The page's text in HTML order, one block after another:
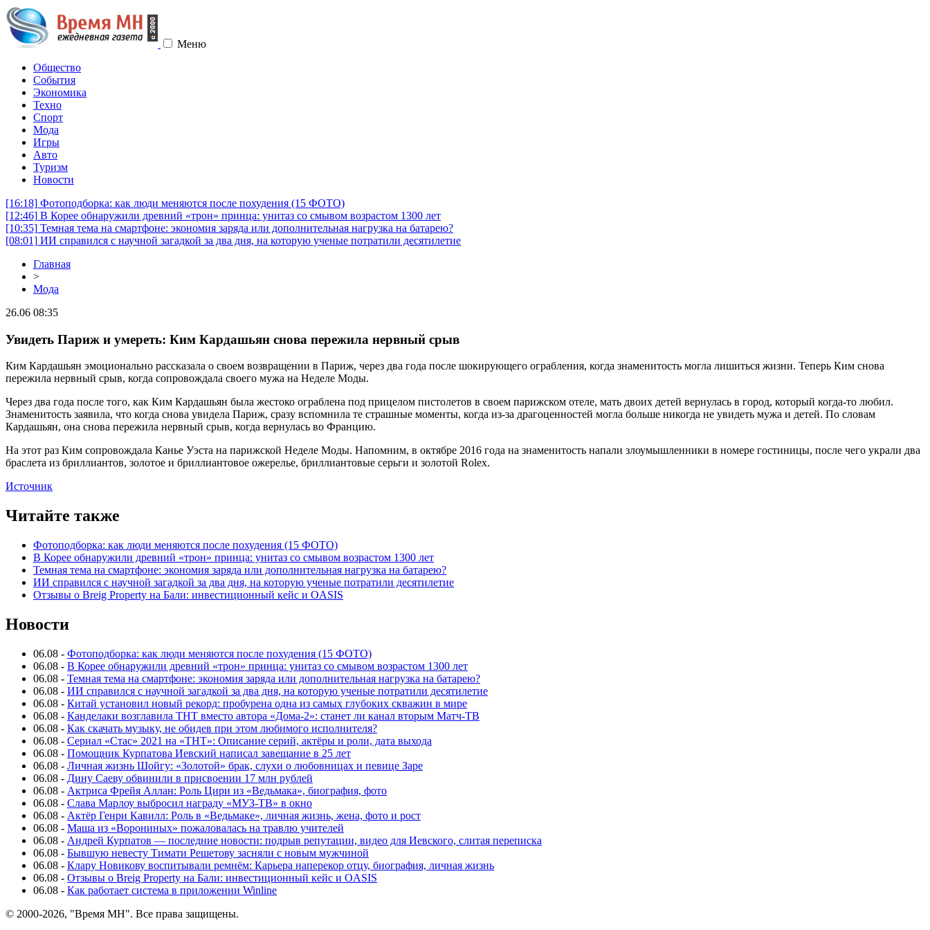
Меню
Общество
События
Экономика
Техно
Спорт
Мода
Игры
Авто
Туризм
Новости
[16:18] Фотоподборка: как люди меняются после похудения (15 ФОТО)
[12:46] В Корее обнаружили древний «трон» принца: унитаз со смывом возрастом 1300 лет
[10:35] Темная тема на смартфоне: экономия заряда или дополнительная нагрузка на батарею?
[08:01] ИИ справился с научной загадкой за два дня, на которую ученые потратили десятилетие
Главная
>
Мода
26.06 08:35
Увидеть Париж и умереть: Ким Кардашьян снова пережила нервный срыв
Ким Кардашьян эмоционально рассказала о своем возвращении в Париж, через два года после шокирующего ограбления, когда знаменитость могла лишиться жизни. Теперь Ким снова
пережила нервный срыв, когда сопровождала своего мужа на Неделе Моды.
Через два года после того, как Ким Кардашьян была жестоко ограблена под прицелом пистолетов в своем парижском отеле, мать двоих детей вернулась в город, который когда-то любил.
Знаменитость заявила, что когда снова увидела Париж, сразу вспомнила те страшные моменты, когда из-за драгоценностей могла больше никогда не увидеть мужа и детей. По словам
Кардашьян, она снова пережила нервный срыв, когда вернулась во Францию.
На этот раз Ким сопровождала Канье Уэста на парижской Неделе Моды. Напомним, в октябре 2016 года на знаменитость напали злоумышленники в номере гостиницы, после чего украли два
браслета из бриллиантов, золотое и бриллиантовое ожерелье, бриллиантовые серьги и золотой Rolex.
Источник
Читайте также
Фотоподборка: как люди меняются после похудения (15 ФОТО)
В Корее обнаружили древний «трон» принца: унитаз со смывом возрастом 1300 лет
Темная тема на смартфоне: экономия заряда или дополнительная нагрузка на батарею?
ИИ справился с научной загадкой за два дня, на которую ученые потратили десятилетие
Отзывы о Breig Property на Бали: инвестиционный кейс и OASIS
Новости
06.08 - Фотоподборка: как люди меняются после похудения (15 ФОТО)
06.08 - В Корее обнаружили древний «трон» принца: унитаз со смывом возрастом 1300 лет
06.08 - Темная тема на смартфоне: экономия заряда или дополнительная нагрузка на батарею?
06.08 - ИИ справился с научной загадкой за два дня, на которую ученые потратили десятилетие
06.08 - Китай установил новый рекорд: пробурена одна из самых глубоких скважин в мире
06.08 - Канделаки возглавила ТНТ вместо автора «Дома-2»: станет ли канал вторым Матч-ТВ
06.08 - Как скачать музыку, не обидев при этом любимого исполнителя?
06.08 - Сериал «Стас» 2021 на «ТНТ»: Описание серий, актёры и роли, дата выхода
06.08 - Помощник Курпатова Иевский написал завещание в 25 лет
06.08 - Личная жизнь Шойгу: «Золотой» брак, слухи о любовницах и певице Заре
06.08 - Дину Саеву обвинили в присвоении 17 млн рублей
06.08 - Актриса Фрейя Аллан: Роль Цири из «Ведьмака», биография, фото
06.08 - Слава Марлоу выбросил награду «МУЗ-ТВ» в окно
06.08 - Актёр Генри Кавилл: Роль в «Ведьмаке», личная жизнь, жена, фото и рост
06.08 - Маша из «Ворониных» пожаловалась на травлю учителей
06.08 - Андрей Курпатов — последние новости: подрыв репутации, видео для Иевского, слитая переписка
06.08 - Бывшую невесту Тимати Решетову засняли с новым мужчиной
06.08 - Клару Новикову воспитывали ремнём: Карьера наперекор отцу, биография, личная жизнь
06.08 - Отзывы о Breig Property на Бали: инвестиционный кейс и OASIS
06.08 - Как работает система в приложении Winline
© 2000-2026, "Время МН". Все права защищены.